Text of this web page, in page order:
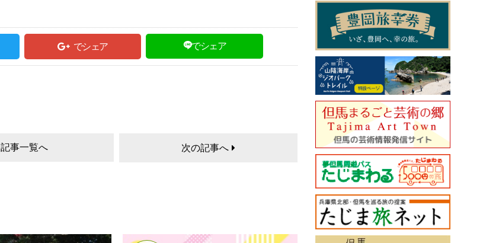
でシェア でシェア
記事一覧へ 次の記事へ